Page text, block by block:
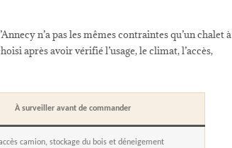
n’a pas les mêmes contraintes qu’un chalet à
après avoir vérifié l’usage, le climat, l’accès,
À surveiller avant de commander
camion, stockage du bois et déneigement